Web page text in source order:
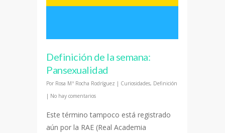
Definición de la semana:
Pansexualidad
Por Rosa Mª Rocha Rodríguez | Curiosidades, Definición
| No hay comentarios
Este término tampoco está registrado
aún por la RAE (Real Academia